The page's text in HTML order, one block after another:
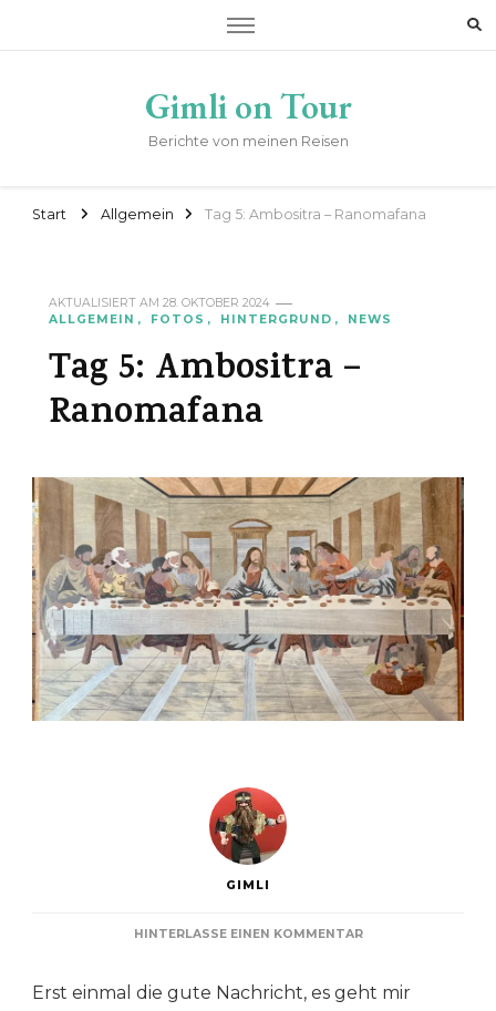
Gimli on Tour
Berichte von meinen Reisen
Start Allgemein Tag 5: Ambositra – Ranomafana
AKTUALISIERT AM 28. OKTOBER 2024
ALLGEMEIN
FOTOS HINTERGRUND NEWS
Tag 5: Ambositra –
Ranomafana
GIMLI
HINTERLASSE EINEN KOMMENTARZU
AMBOSITRA
Erst einmal die gute Nachricht, es geht mir